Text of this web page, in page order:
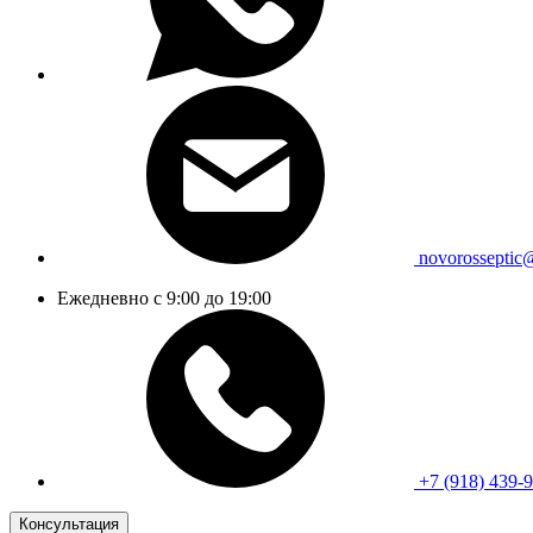
Ежедневно с 9:00 до 19:00
+7 (918) 439-
Консультация